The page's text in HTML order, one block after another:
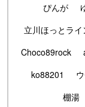
ぴんが
立川ほっとラ
Choco89rock
ko88201
棚湯